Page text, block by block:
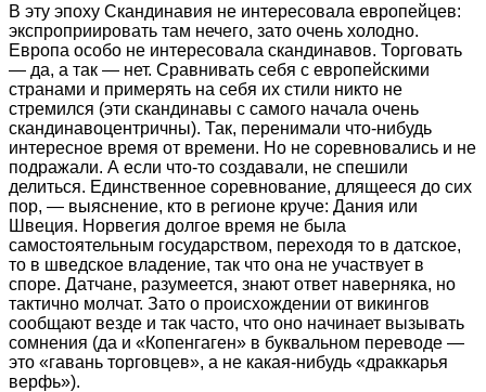
В эту эпоху Скандинавия не интересовала европейцев:
экспроприировать там нечего, зато очень холодно.
Европа особо не интересовала скандинавов. Торговать
— да, а так — нет. Сравнивать себя с европейскими
странами и примерять на себя их стили никто не
стремился (эти скандинавы с самого начала очень
скандинавоцентричны). Так, перенимали что-нибудь
интересное время от времени. Но не соревновались и не
подражали. А если что-то создавали, не спешили
делиться. Единственное соревнование, длящееся до сих
пор, — выяснение, кто в регионе круче: Дания или
Швеция. Норвегия долгое время не была
самостоятельным государством, переходя то в датское,
то в шведское владение, так что она не участвует в
споре. Датчане, разумеется, знают ответ наверняка, но
тактично молчат. Зато о происхождении от викингов
сообщают везде и так часто, что оно начинает вызывать
сомнения (да и «Копенгаген» в буквальном переводе —
это «гавань торговцев», а не какая-нибудь «драккарья
верфь»).